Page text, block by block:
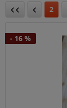
2
- 16 %